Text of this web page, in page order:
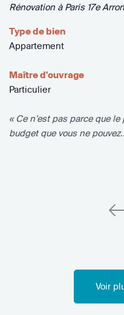
Rénovation à Paris 17e
Type de bien
Appartement
Maître d'ouvrage
Particulier
« Ce n’est pas parce que
budget que vous ne
Voir